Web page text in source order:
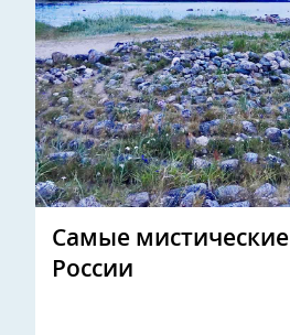
Самые мистические
России